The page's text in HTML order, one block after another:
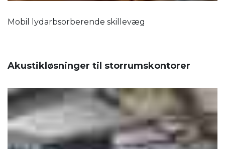
Mobil lydarbsorberende skillevæg
Akustikløsninger til storrumskontorer